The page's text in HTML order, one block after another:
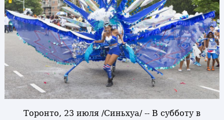
Торонто, 23 июля /Синьхуа/ -- В субботу в